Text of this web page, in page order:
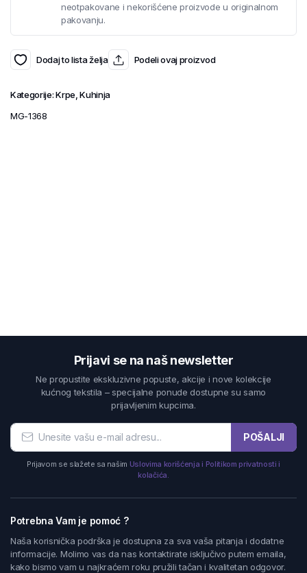
neotpakovane i nekorišćene proizvode u originalnom
pakovanju.
Dodaj to lista želja Podeli ovaj proizvod
Kategorije:Krpe ,Kuhinja
MG-1368
Prijavi se na naš newsletter
Ne propustite ekskluzivne popuste, akcije i nove kolekcije
kućnog tekstila – specijalne ponude dostupne su samo
prijavljenim kupcima.
POŠALJI
Prijavom se slažete sa našim Uslovima korišćenja i Politikom privatnosti i
kolačića.
Potrebna Vam je pomoć ?
Naša korisnička podrška je dostupna za sva vaša pitanja i dodatne
informacije. Molimo vas da nas kontaktirate isključivo putem emaila,
kako bismo vam u najkraćem roku pružili tačan i kvalitetan odgovor.